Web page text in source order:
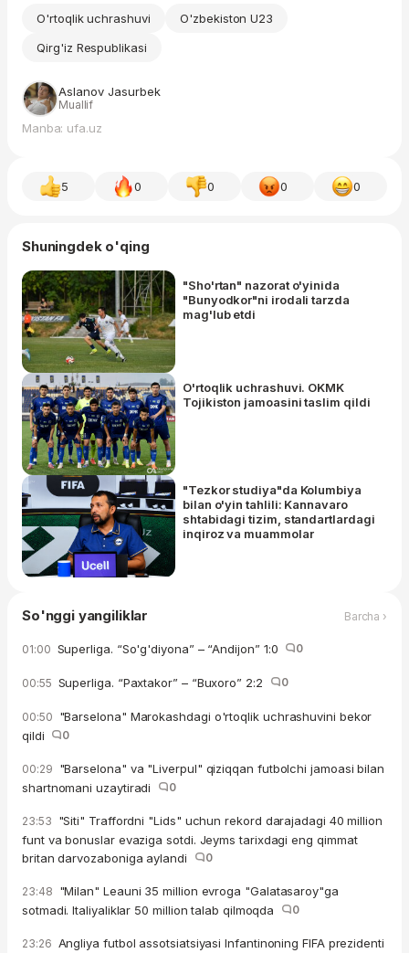
O'rtoqlik uchrashuvi
O'zbekiston U23
Qirg'iz Respublikasi
Aslanov Jasurbek
Muallif
Manba: ufa.uz
5 0 0 0 0
Shuningdek o'qing
"Sho'rtan" nazorat o'yinida
"Bunyodkor"ni irodali tarzda
mag'lub etdi
O'rtoqlik uchrashuvi. OKMK
Tojikiston jamoasini taslim qildi
"Tezkor studiya"da Kolumbiya
bilan o'yin tahlili: Kannavaro
shtabidagi tizim, standartlardagi
inqiroz va muammolar
So'nggi yangiliklar Barcha ›
01:00 Superliga. “So'g'diyona” – “Andijon” 1:0 0
00:55 Superliga. “Paxtakor” – “Buxoro” 2:2 0
00:50 "Barselona" Marokashdagi o'rtoqlik uchrashuvini bekor
qildi
0
00:29 "Barselona" va "Liverpul" qiziqqan futbolchi jamoasi bilan
shartnomani uzaytiradi
0
23:53 "Siti" Traffordni "Lids" uchun rekord darajadagi 40 million
funt va bonuslar evaziga sotdi. Jeyms tarixdagi eng qimmat
britan darvozaboniga aylandi
0
23:48 "Milan" Leauni 35 million evroga "Galatasaroy"ga
sotmadi. Italiyaliklar 50 million talab qilmoqda
0
23:26 Angliya futbol assotsiatsiyasi Infantinoning FIFA prezidenti